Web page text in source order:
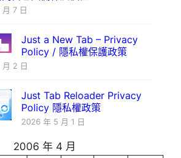
7 日
Just a New Tab – Privacy
Policy / 隱私權保護政策
2 日
Just Tab Reloader Privacy
Policy 隱私權政策
2026 年 5 月 1 日
2006 年 4 月